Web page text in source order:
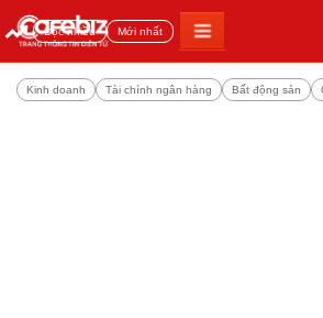
Đọc nhiều Mới nhất
Kinh doanh Tài chính ngân hàng Bất động sản